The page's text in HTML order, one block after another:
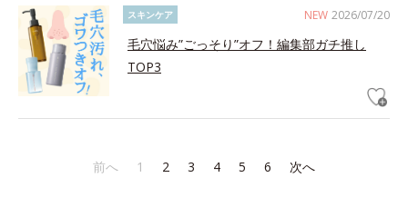
NEW 2026/07/20
スキンケア
毛穴悩み”ごっそり”オフ！編集部ガチ推し
TOP3
前へ 1 2 3 4 5 6 次へ